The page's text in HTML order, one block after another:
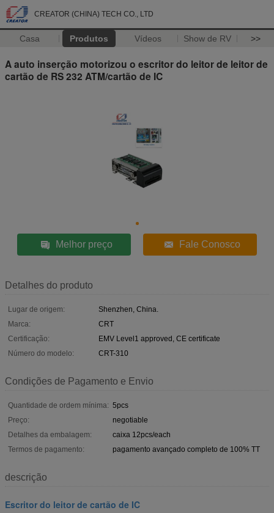
CREATOR (CHINA) TECH CO., LTD
Casa Produtos Vídeos Show de RV >>
A auto inserção motorizou o escritor do leitor de leitor de
cartão de RS 232 ATM/cartão de IC
Melhor preço Fale Conosco
Detalhes do produto
Lugar de origem:
Shenzhen, China.
Marca:
CRT
Certificação:
EMV Level1 approved, CE certificate
Número do modelo:
CRT-310
Condições de Pagamento e Envio
Quantidade de ordem mínima: 5pcs
Preço:
negotiable
Detalhes da embalagem:
caixa 12pcs/each
Termos de pagamento:
pagamento avançado completo de 100% TT
descrição
Escritor do leitor de cartão de IC